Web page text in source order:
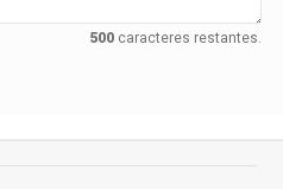
500caracteres restantes.